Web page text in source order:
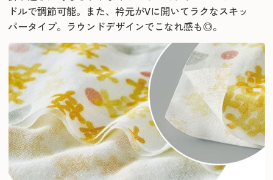
ドルで調節可能。 また、衿元がVに開いてラクなスキッ
パータイプ。ラウンドデザインでこなれ感も◎。